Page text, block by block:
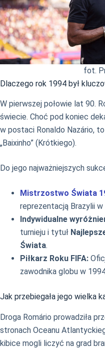
fot.
Dlaczego rok 1994 był
W pierwszej połowie lat 90.
świecie. Choć pod koniec
w postaci Ronaldo Nazário,
„Baixinho” (Krótkiego).
Do jego najważniejszych
Mistrzostwo Świata
reprezentacją Brazylii w
Indywidualne
turnieju i tytuł
Świata.
Piłkarz Roku FIFA:
zawodnika globu w
Jak przebiegała jego wielka
Droga Romário prowadziła
stronach Oceanu
kibice mogli liczyć na grad